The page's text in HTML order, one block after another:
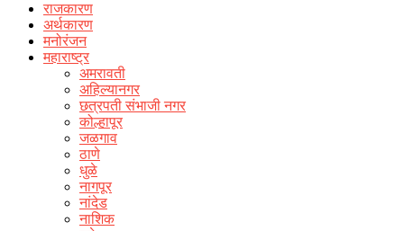
राजकारण
अर्थकारण
मनोरंजन
महाराष्ट्र
अमरावती
अहिल्यानगर
छत्रपती संभाजी नगर
कोल्हापूर
जळगाव
ठाणे
धुळे
नागपूर
नांदेड
नाशिक